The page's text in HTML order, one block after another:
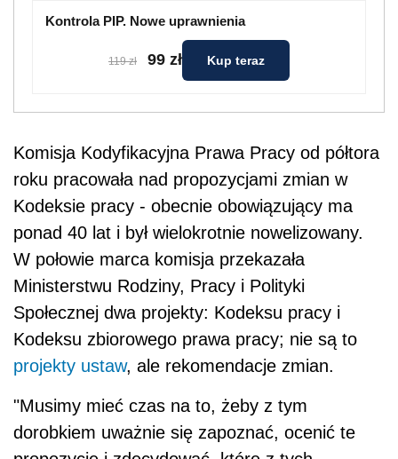
Kontrola PIP. Nowe uprawnienia
119 zł 99 zł Kup teraz
Komisja Kodyfikacyjna Prawa Pracy od półtora
roku pracowała nad propozycjami zmian w
Kodeksie pracy - obecnie obowiązujący ma
ponad 40 lat i był wielokrotnie nowelizowany.
W połowie marca komisja przekazała
Ministerstwu Rodziny, Pracy i Polityki
Społecznej dwa projekty: Kodeksu pracy i
Kodeksu zbiorowego prawa pracy; nie są to
projekty ustaw, ale rekomendacje zmian.
"Musimy mieć czas na to, żeby z tym
dorobkiem uważnie się zapoznać, ocenić te